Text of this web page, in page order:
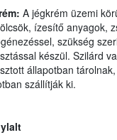
A jégkrém üzemi
ízesítő anyagok,
szükség
készül. Szilárd
állapotban
szállítják ki.